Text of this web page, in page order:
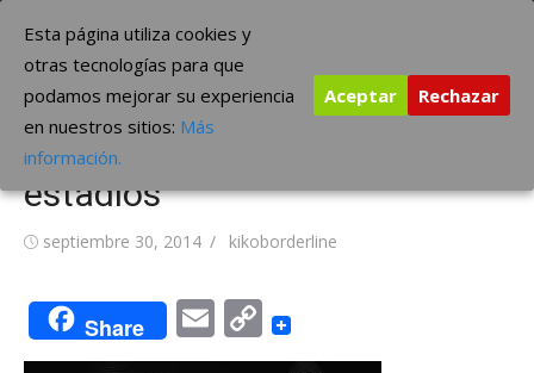
contenido
The Borderline Music
U2 harán gira en 2015 por
pabellones en lugar de
estadios
Publicada
septiembre 30, 2014 Autor
kikoborderline
Share EmailCopy
Link
Esta página utiliza cookies y
otras tecnologías para que
podamos mejorar su experiencia
en nuestros sitios: Más
información.
Aceptar Rechazar